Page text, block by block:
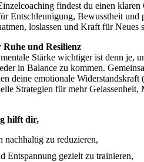
findest du einen klaren
Entschleunigung, Bewusstheit
loslassen und Kraft für Neues
Ruhe und Resilienz
Stärke wichtiger ist denn je,
in Balance zu kommen.
deine emotionale Widerstandskraft
Strategien für mehr Gelassenheit,
hilft dir,
nachhaltig zu reduzieren,
Entspannung gezielt zu trainieren,